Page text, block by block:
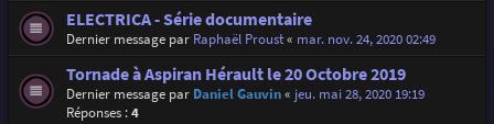
ELECTRICA - Série documentaire
Dernier message par Raphaël Proust« mar. nov. 24, 2020 02:49
Tornade à Aspiran Hérault le 20 Octobre 2019
Dernier message par Daniel Gauvin« jeu. mai 28, 2020 19:19
Réponses :4